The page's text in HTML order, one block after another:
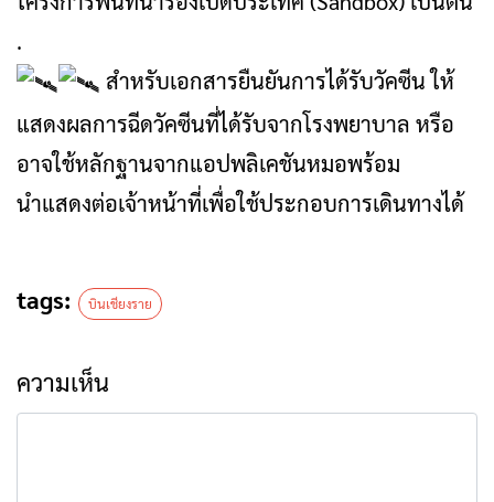
.
สำหรับเอกสารยืนยันการได้รับวัคซีน ให้
แสดงผลการฉีดวัคซีนที่ได้รับจากโรงพยาบาล หรือ
อาจใช้หลักฐานจากแอปพลิเคชันหมอพร้อม
นำแสดงต่อเจ้าหน้าที่เพื่อใช้ประกอบการเดินทางได้
tags: บินเชียงราย
ความเห็น